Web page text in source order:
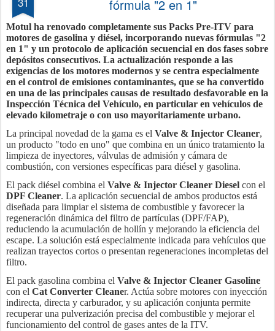
fórmula "2 en 1"
Motul ha renovado completamente sus Packs Pre-ITV para
motores de gasolina y diésel, incorporando nuevas fórmulas "2
en 1" y un protocolo de aplicación secuencial en dos fases sobre
depósitos consecutivos. La actualización responde a las
exigencias de los motores modernos y se centra especialmente
en el control de emisiones contaminantes, que se ha convertido
en una de las principales causas de resultado desfavorable en la
Inspección Técnica del Vehículo, en particular en vehículos de
elevado kilometraje o con uso mayoritariamente urbano.
La principal novedad de la gama es el Valve & Injector Cleaner,
un producto "todo en uno" que combina en un único tratamiento la
limpieza de inyectores, válvulas de admisión y cámara de
combustión, con versiones específicas para diésel y gasolina.
El pack diésel combina el Valve & Injector Cleaner Diesel con el
DPF Cleaner. La aplicación secuencial de ambos productos está
diseñada para limpiar el sistema de combustible y favorecer la
regeneración dinámica del filtro de partículas (DPF/FAP),
reduciendo la acumulación de hollín y mejorando la eficiencia del
escape. La solución está especialmente indicada para vehículos que
realizan trayectos cortos o presentan regeneraciones incompletas del
filtro.
El pack gasolina combina el Valve & Injector Cleaner Gasoline
con el Cat Converter Cleaner. Actúa sobre motores con inyección
indirecta, directa y carburador, y su aplicación conjunta permite
recuperar una pulverización precisa del combustible y mejorar el
funcionamiento del control de gases antes de la ITV.